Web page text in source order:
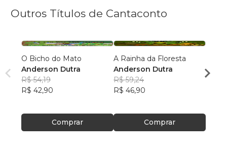
Outros Títulos de Cantaconto
O Bicho do Mato
Anderson Dutra
R$ 54,19
R$ 42,90
Comprar
A Rainha da Floresta
Anderson Dutra
R$ 59,24
R$ 46,90
Comprar